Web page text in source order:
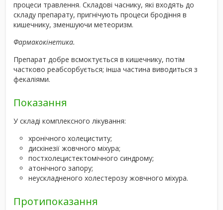
процеси травлення. Складові часнику, які входять до
складу препарату, пригнічують процеси бродіння в
кишечнику, зменшуючи метеоризм.
Фармакокінетика.
Препарат добре всмоктується в кишечнику, потім
частково реабсорбується; інша частина виводиться з
фекаліями.
Показання
У складі комплексного лікування:
хронічного холециститу;
дискінезії жовчного міхура;
постхолецистектомічного синдрому;
атонічного запору;
неускладненого холестерозу жовчного міхура.
Протипоказання